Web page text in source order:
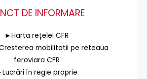
DE INFORMARE
►Harta rețelei CFR
mobilitatii pe reteaua
feroviara CFR
în regie proprie